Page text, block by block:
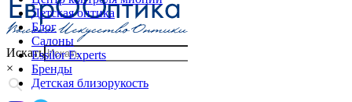
Искать
×
Детская оптика
Блог
Салоны
Essilor Experts
Бренды
Детская близорукость